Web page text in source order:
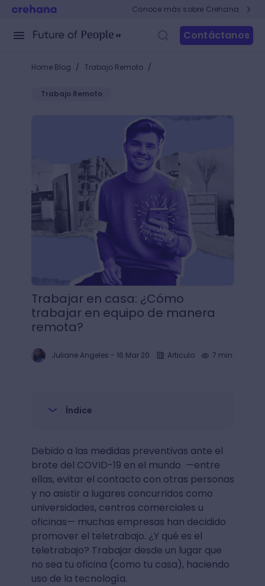
Conoce más sobre Crehana
Contáctanos
Home Blog / Trabajo Remoto /
Trabajo Remoto
Trabajar en casa: ¿Cómo trabajar en equipo de
Trabajar en casa: ¿Cómo
trabajar en equipo de manera
remota?
Juliane Angeles - 16 Mar 20 Articulo 7 min.
Índice
Debido a las medidas preventivas ante el
brote del COVID-19 en el mundo —entre
ellas, evitar el contacto con otras personas
y no asistir a lugares concurridos como
universidades, centros comerciales u
oficinas— muchas empresas han decidido
promover el teletrabajo. ¿Y qué es el
teletrabajo? Trabajar desde un lugar que
no sea tu oficina (como tu casa), haciendo
uso de la tecnología.